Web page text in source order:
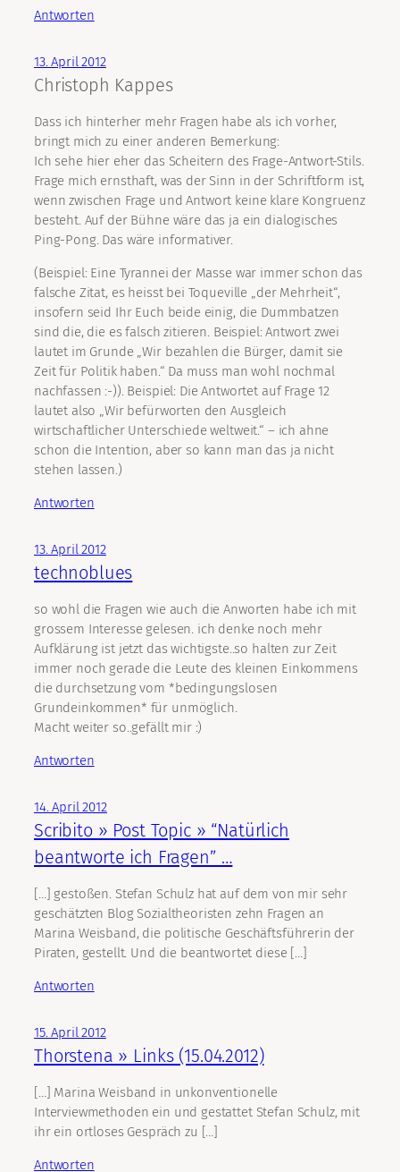
Antworten
13. April 2012
Christoph Kappes
Dass ich hinterher mehr Fragen habe als ich vorher,
bringt mich zu einer anderen Bemerkung:
Ich sehe hier eher das Scheitern des Frage-Antwort-Stils.
Frage mich ernsthaft, was der Sinn in der Schriftform ist,
wenn zwischen Frage und Antwort keine klare Kongruenz
besteht. Auf der Bühne wäre das ja ein dialogisches
Ping-Pong. Das wäre informativer.
(Beispiel: Eine Tyrannei der Masse war immer schon das
falsche Zitat, es heisst bei Toqueville „der Mehrheit“,
insofern seid Ihr Euch beide einig, die Dummbatzen
sind die, die es falsch zitieren. Beispiel: Antwort zwei
lautet im Grunde „Wir bezahlen die Bürger, damit sie
Zeit für Politik haben.“ Da muss man wohl nochmal
nachfassen :-)). Beispiel: Die Antwortet auf Frage 12
lautet also „Wir befürworten den Ausgleich
wirtschaftlicher Unterschiede weltweit.“ – ich ahne
schon die Intention, aber so kann man das ja nicht
stehen lassen.)
Antworten
13. April 2012
technoblues
so wohl die Fragen wie auch die Anworten habe ich mit
grossem Interesse gelesen. ich denke noch mehr
Aufklärung ist jetzt das wichtigste..so halten zur Zeit
immer noch gerade die Leute des kleinen Einkommens
die durchsetzung vom *bedingungslosen
Grundeinkommen* für unmöglich.
Macht weiter so..gefällt mir :)
Antworten
14. April 2012
Scribito » Post Topic » “Natürlich
beantworte ich Fragen” …
[…] gestoßen. Stefan Schulz hat auf dem von mir sehr
geschätzten Blog Sozialtheoristen zehn Fragen an
Marina Weisband, die politische Geschäftsführerin der
Piraten, gestellt. Und die beantwortet diese […]
Antworten
15. April 2012
Thorstena » Links (15.04.2012)
[…] Marina Weisband in unkonventionelle
Interviewmethoden ein und gestattet Stefan Schulz, mit
ihr ein ortloses Gespräch zu […]
Antworten